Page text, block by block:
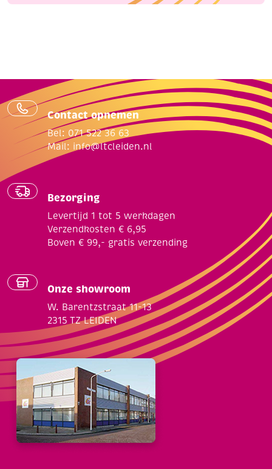
Contact opnemen
Bel: 071 522 36 63
Mail: info@ltcleiden.nl
Bezorging
Levertijd 1 tot 5 werkdagen
Verzendkosten € 6,95
Boven € 99,- gratis verzending
Onze showroom
W. Barentzstraat 11-13
2315 TZ LEIDEN